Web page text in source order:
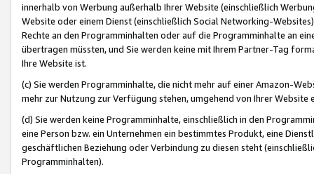
innerhalb von Werbung außerhalb Ihrer Website (einschließlich
Website oder einem Dienst (einschließlich Social Networking-
Rechte an den Programminhalten oder auf die Programminhalte an
übertragen müssten, und Sie werden keine mit Ihrem Partner-Tag
Ihre Website ist.
(c) Sie werden Programminhalte, die nicht mehr auf einer Amazon-
mehr zur Nutzung zur Verfügung stehen, umgehend von Ihrer
(d) Sie werden keine Programminhalte, einschließlich in den
eine Person bzw. ein Unternehmen ein bestimmtes Produkt, eine
geschäftlichen Beziehung oder Verbindung zu diesen steht
Programminhalten).